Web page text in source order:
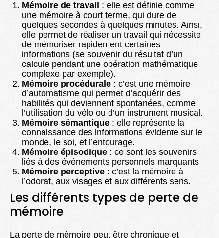
Mémoire de travail : elle est définie comme
une mémoire à court terme, qui dure de
quelques secondes à quelques minutes. Ainsi,
elle permet de réaliser un travail qui nécessite
de mémoriser rapidement certaines
informations (se souvenir du résultat d’un
calcule pendant une opération mathématique
complexe par exemple).
Mémoire procédurale : c’est une mémoire
d’automatisme qui permet d’acquérir des
habilités qui deviennent spontanées, comme
l’utilisation du vélo ou d’un instrument musical.
Mémoire sémantique : elle représente la
connaissance des informations évidente sur le
monde, le soi, et l’entourage.
Mémoire épisodique : ce sont les souvenirs
liés à des événements personnels marquants
Mémoire perceptive : c’est la mémoire à
l’odorat, aux visages et aux différents sens.
Les différents types de perte de
mémoire
La perte de mémoire peut être chronique et